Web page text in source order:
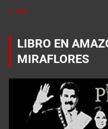
« Jul
LIBRO EN
MIRAFLORES